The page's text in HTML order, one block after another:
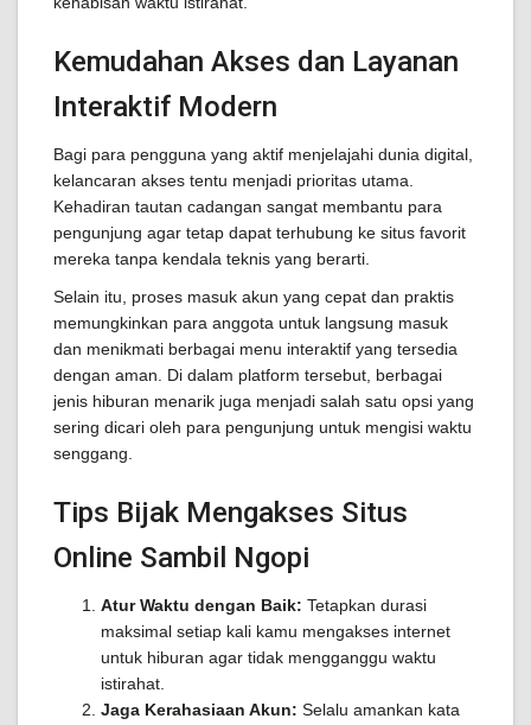
Kemudahan Akses dan Layanan
Interaktif Modern
Bagi para pengguna yang aktif menjelajahi dunia digital,
kelancaran akses tentu menjadi prioritas utama.
Kehadiran tautan cadangan sangat membantu para
pengunjung agar tetap dapat terhubung ke situs favorit
mereka tanpa kendala teknis yang berarti.
Selain itu, proses masuk akun yang cepat dan praktis
memungkinkan para anggota untuk langsung masuk
dan menikmati berbagai menu interaktif yang tersedia
dengan aman. Di dalam platform tersebut, berbagai
jenis hiburan menarik juga menjadi salah satu opsi yang
sering dicari oleh para pengunjung untuk mengisi waktu
senggang.
Tips Bijak Mengakses Situs
Online Sambil Ngopi
Atur Waktu dengan Baik: Tetapkan durasi
maksimal setiap kali kamu mengakses internet
untuk hiburan agar tidak mengganggu waktu
istirahat.
Jaga Kerahasiaan Akun: Selalu amankan kata